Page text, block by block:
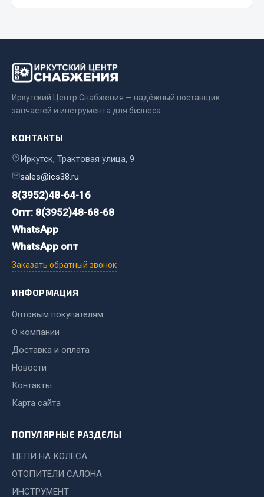
Подвеска
Тормозная система
Двери
Окно ветровое
Электрооборудование
Показать ещё
Весь раздел
Запчасти Урал
Мост задний
Система питания
Система охлаждения
Сцепление
Тормозная система
Весь раздел
Запчасти ЯМЗ
Иркутский Центр Снабжения — надёжный поставщик
запчастей и инструмента для бизнеса
КОНТАКТЫ
Иркутск, Трактовая улица, 9
sales@ics38.ru
8(3952)48-64-16
Опт: 8(3952)48-68-68
WhatsApp
WhatsApp опт
Заказать обратный звонок
ИНФОРМАЦИЯ
Оптовым покупателям
О компании
Доставка и оплата
Новости
Контакты
Карта сайта
ПОПУЛЯРНЫЕ РАЗДЕЛЫ
ЦЕПИ НА КОЛЕСА
ОТОПИТЕЛИ САЛОНА
ИНСТРУМЕНТ